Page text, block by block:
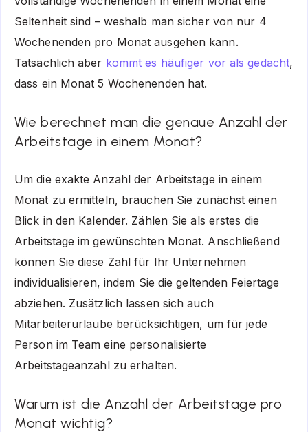
Seltenheit sind – weshalb man sicher von nur 4
Wochenenden pro Monat ausgehen kann.
Tatsächlich aber kommt es häufiger vor als gedacht,
dass ein Monat 5 Wochenenden hat.
Wie berechnet man die genaue Anzahl der
Arbeitstage in einem Monat?
Um die exakte Anzahl der Arbeitstage in einem
Monat zu ermitteln, brauchen Sie zunächst einen
Blick in den Kalender. Zählen Sie als erstes die
Arbeitstage im gewünschten Monat. Anschließend
können Sie diese Zahl für Ihr Unternehmen
individualisieren, indem Sie die geltenden Feiertage
abziehen. Zusätzlich lassen sich auch
Mitarbeiterurlaube berücksichtigen, um für jede
Person im Team eine personalisierte
Arbeitstageanzahl zu erhalten.
Warum ist die Anzahl der Arbeitstage pro
Monat wichtig?